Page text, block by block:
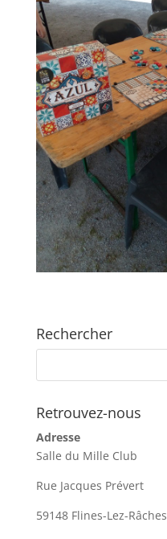
Rechercher
Retrouvez-nous
Adresse
Salle du Mille Club
Rue Jacques Prévert
59148 Flines-Lez-Râches